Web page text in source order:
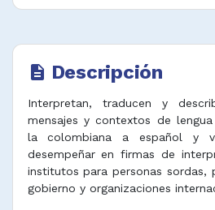
description Descripción
Interpretan, traducen y
mensajes y contextos de
la colombiana a español y
desempeñar en firmas de
institutos para personas sordas,
gobierno y organizaciones